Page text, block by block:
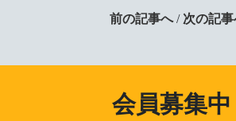
前の記事へ/ 次の記事
会員募集